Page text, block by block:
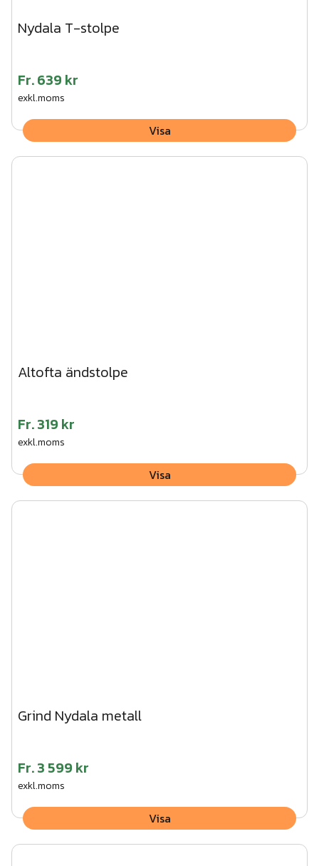
Nydala T-stolpe
Fr.639 kr
exkl.moms
Visa
Altofta ändstolpe
Fr.319 kr
exkl.moms
Visa
Grind Nydala metall
Fr.3 599 kr
exkl.moms
Visa